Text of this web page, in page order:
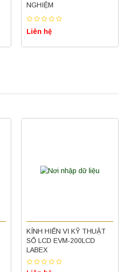
NGHIỆM
Liên hệ
KÍNH HIỂN VI KỸ THUẬT
SỐ LCD EVM-200LCD
LABEX